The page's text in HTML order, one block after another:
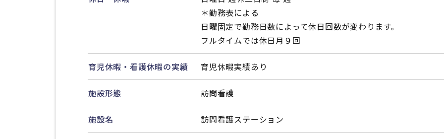
＊勤務表による
日曜固定で勤務日数によって休日回数が変わります。
フルタイムでは休日月９回
育児休暇・看護休暇の実績 育児休暇実績あり
施設形態 訪問看護
施設名 訪問看護ステーション